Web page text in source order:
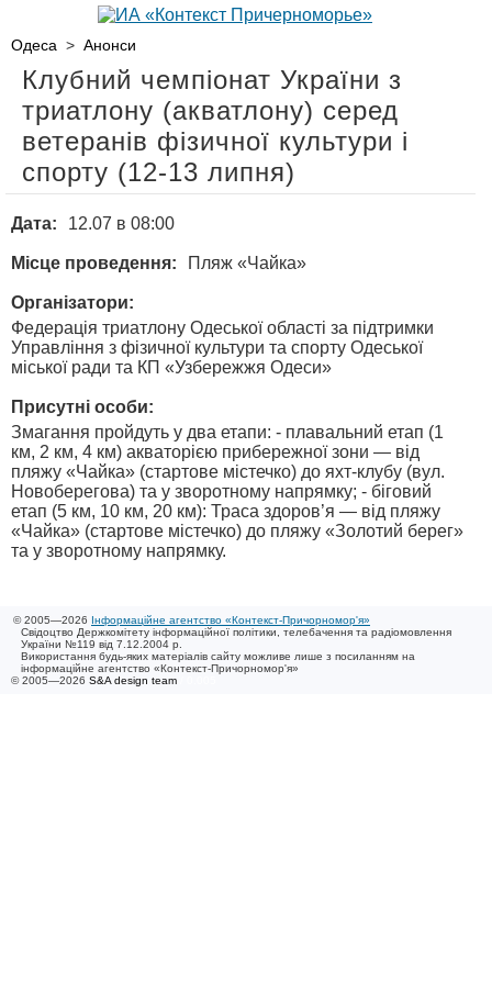
Одеса > Анонси
Клубний чемпіонат України з
триатлону (акватлону) серед
ветеранів фізичної культури і
спорту (12-13 липня)
Дата: 12.07 в 08:00
Місце проведення: Пляж «Чайка»
Організатори:
Федерація триатлону Одеської області за підтримки
Управління з фізичної культури та спорту Одеської
міської ради та КП «Узбережжя Одеси»
Присутні особи:
Змагання пройдуть у два етапи: - плавальний етап (1
км, 2 км, 4 км) акваторією прибережної зони — від
пляжу «Чайка» (стартове містечко) до яхт-клубу (вул.
Новоберегова) та у зворотному напрямку; - біговий
етап (5 км, 10 км, 20 км): Траса здоров’я — від пляжу
«Чайка» (стартове містечко) до пляжу «Золотий берег»
та у зворотному напрямку.
© 2005—2026 Інформаційне агентство «Контекст-Причорномор'я»
Свідоцтво Держкомітету інформаційної політики, телебачення та радіомовлення
України №119 від 7.12.2004 р.
Використання будь-яких матеріалів сайту можливе лише з посиланням на
інформаційне агентство «Контекст-Причорномор'я»
© 2005—2026 S&A design team